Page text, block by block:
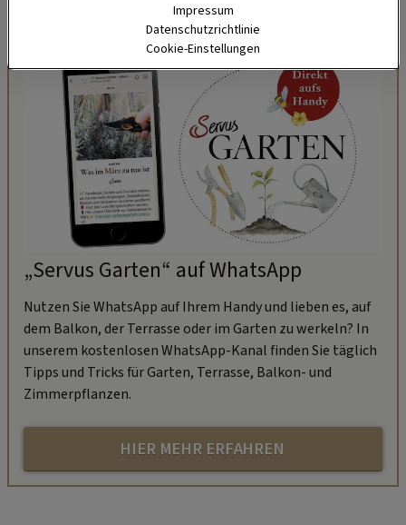
„Servus Garten“ auf WhatsApp
Nutzen Sie WhatsApp auf Ihrem Handy und lieben es, auf
dem Balkon, der Terrasse oder im Garten zu werkeln? In
unserem kostenlosen WhatsApp-Kanal finden Sie täglich
Tipps und Tricks für Garten, Terrasse, Balkon- und
Zimmerpflanzen.
HIER MEHR ERFAHREN
Impressum
Datenschutzrichtlinie
Cookie-Einstellungen